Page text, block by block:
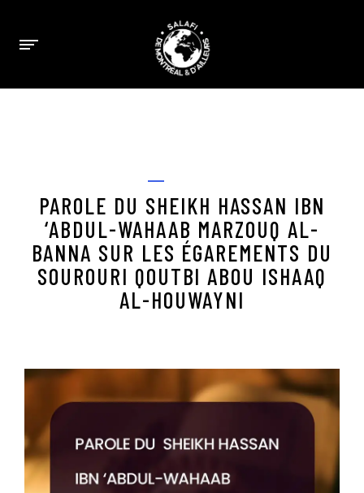
PAROLE DU SHEIKH HASSAN IBN
‘ABDUL-WAHAAB MARZOUQ AL-
BANNA SUR LES ÉGAREMENTS DU
SOUROURI QOUTBI ABOU ISHAAQ
AL-HOUWAYNI